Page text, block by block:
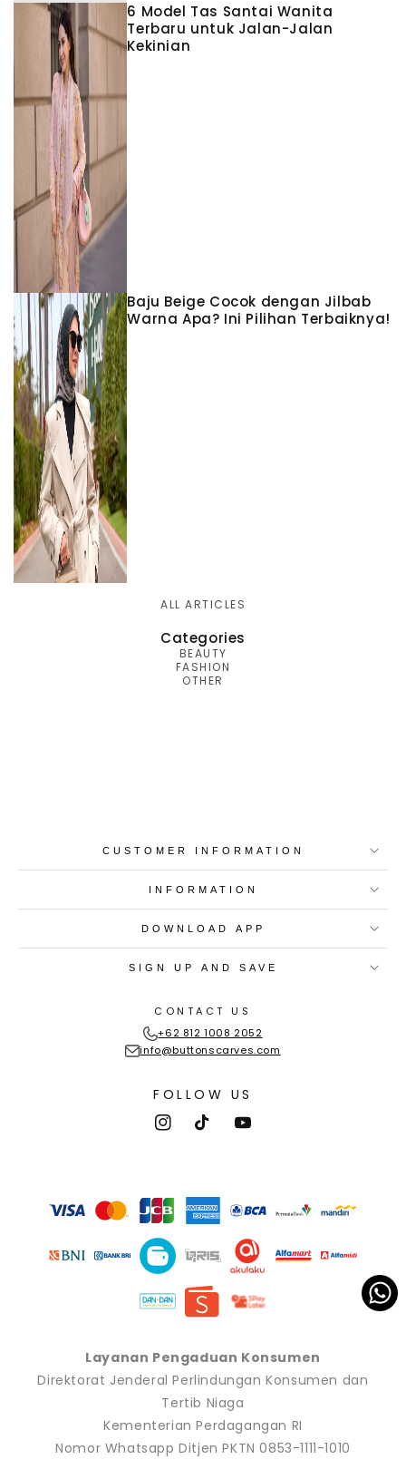
6 Model Tas Santai Wanita
Terbaru untuk Jalan-Jalan
Kekinian
Baju Beige Cocok dengan Jilbab
Warna Apa? Ini Pilihan Terbaiknya!
ALL ARTICLES
Categories
BEAUTY
FASHION
OTHER
CUSTOMER INFORMATION
INFORMATION
DOWNLOAD APP
SIGN UP AND SAVE
CONTACT US
+62 812 1008 2052
info@buttonscarves.com
FOLLOW US
InstagramTikTokYouTube
methods
Layanan Pengaduan Konsumen
Direktorat Jenderal Perlindungan Konsumen dan
Tertib Niaga
Kementerian Perdagangan RI
Nomor Whatsapp Ditjen PKTN 0853-1111-1010